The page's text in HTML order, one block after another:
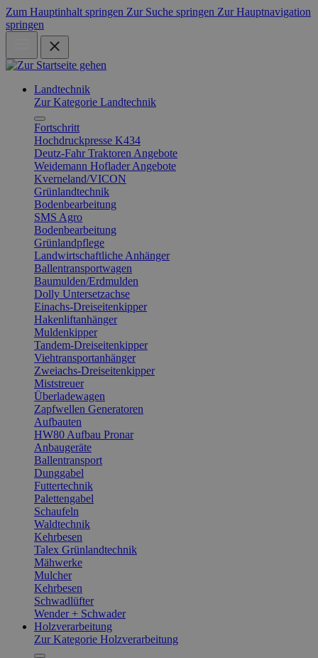
Zum Hauptinhalt springen Zur Suche springen Zur Hauptnavigation
springen
Landtechnik
Zur Kategorie Landtechnik
Fortschritt
Hochdruckpresse K434
Deutz-Fahr Traktoren Angebote
Weidemann Hoflader Angebote
Kverneland/VICON
Grünlandtechnik
Bodenbearbeitung
SMS Agro
Bodenbearbeitung
Grünlandpflege
Landwirtschaftliche Anhänger
Ballentransportwagen
Baumulden/Erdmulden
Dolly Untersetzachse
Einachs-Dreiseitenkipper
Hakenliftanhänger
Muldenkipper
Tandem-Dreiseitenkipper
Viehtransportanhänger
Zweiachs-Dreiseitenkipper
Miststreuer
Überladewagen
Zapfwellen Generatoren
Aufbauten
HW80 Aufbau Pronar
Anbaugeräte
Ballentransport
Dunggabel
Futtertechnik
Palettengabel
Schaufeln
Waldtechnik
Kehrbesen
Talex Grünlandtechnik
Mähwerke
Mulcher
Kehrbesen
Schwadlüfter
Wender + Schwader
Holzverarbeitung
Zur Kategorie Holzverarbeitung